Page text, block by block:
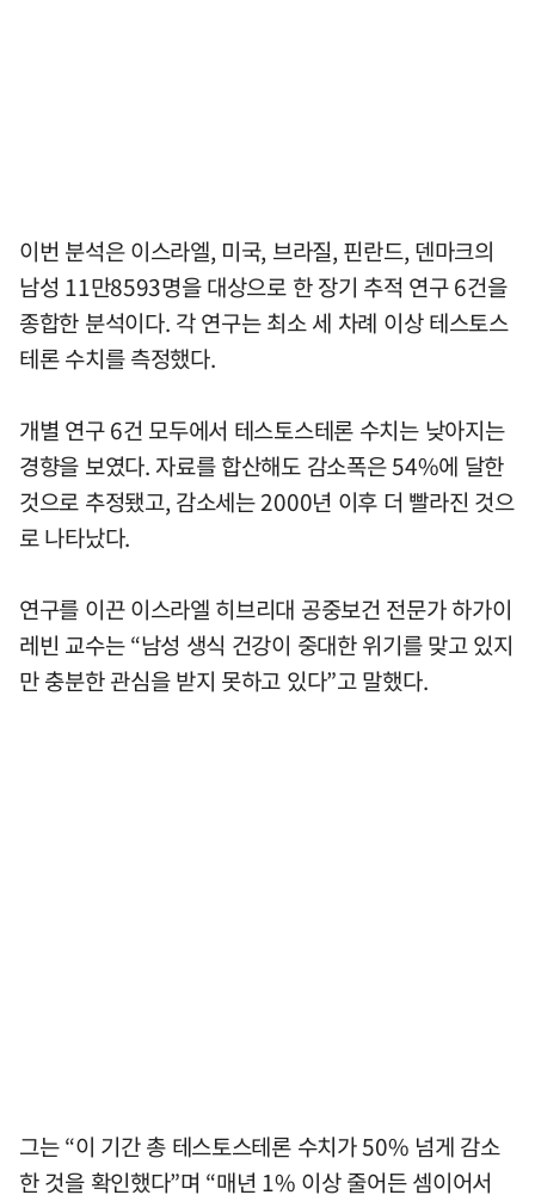
이번 분석은 이스라엘, 미국, 브라질, 핀란드, 덴마크의
남성 11만8593명을 대상으로 한 장기 추적 연구 6건을
종합한 분석이다. 각 연구는 최소 세 차례 이상 테스토스
테론 수치를 측정했다.
개별 연구 6건 모두에서 테스토스테론 수치는 낮아지는
경향을 보였다. 자료를 합산해도 감소폭은 54%에 달한
것으로 추정됐고, 감소세는 2000년 이후 더 빨라진 것으
로 나타났다.
연구를 이끈 이스라엘 히브리대 공중보건 전문가 하가이
레빈 교수는 “남성 생식 건강이 중대한 위기를 맞고 있지
만 충분한 관심을 받지 못하고 있다”고 말했다.
그는 “이 기간 총 테스토스테론 수치가 50% 넘게 감소
한 것을 확인했다”며 “매년 1% 이상 줄어든 셈이어서